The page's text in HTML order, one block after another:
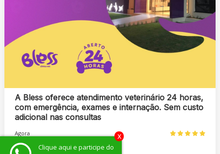
A Bless oferece atendimento veterinário 24 horas,
com emergência, exames e internação. Sem custo
adicional nas consultas
Agora
Clique aqui e participe do
x